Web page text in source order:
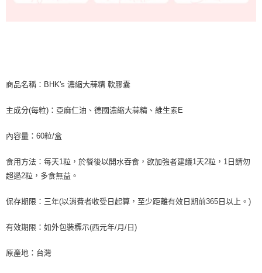
商品名稱：BHK's 濃縮大蒜精 軟膠囊
主成分(每粒)：亞麻仁油、德國濃縮大蒜精、維生素E
內容量：60粒/盒
食用方法：每天1粒，於餐後以開水吞食，欲加強者建議1天2粒，1日請勿
超過2粒，多食無益。
保存期限：三年(以消費者收受日起算，至少距離有效日期前365日以上。)
有效期限：如外包裝標示(西元年/月/日)
原產地：台灣